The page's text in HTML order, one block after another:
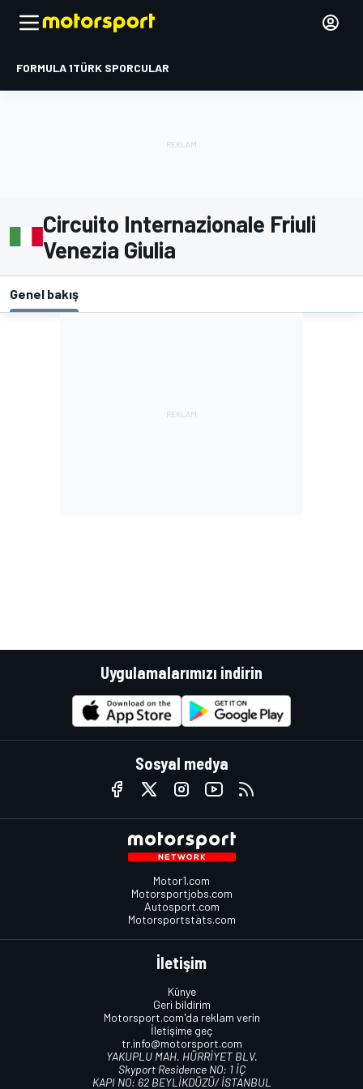
FORMULA 1TÜRK SPORCULAR
Circuito Internazionale Friuli
Venezia Giulia
Genel bakış
Uygulamalarımızı indirin
Sosyal medya
Motor1.com
Motorsportjobs.com
Autosport.com
Motorsportstats.com
İletişim
Künye
Geri bildirim
Motorsport.com'da reklam verin
İletişime geç
tr.info@motorsport.com
YAKUPLU MAH. HÜRRİYET BLV.
Skyport Residence NO: 1 İÇ
KAPI NO: 62 BEYLİKDÜZÜ/ İSTANBUL